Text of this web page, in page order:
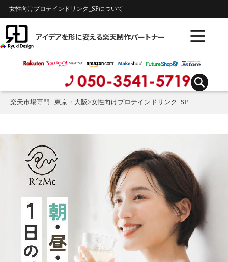
女性向けプロテインドリンク_SPについて
アイデアを形に変える楽天制作パートナー
楽天市場専門 | 東京・大阪>女性向けプロテインドリンク_SP